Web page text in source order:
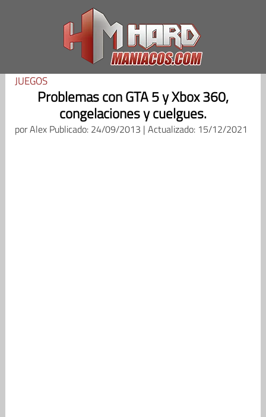
JUEGOS
Problemas con GTA 5 y Xbox 360,
congelaciones y cuelgues.
porAlex Publicado: 24/09/2013 | Actualizado: 15/12/2021